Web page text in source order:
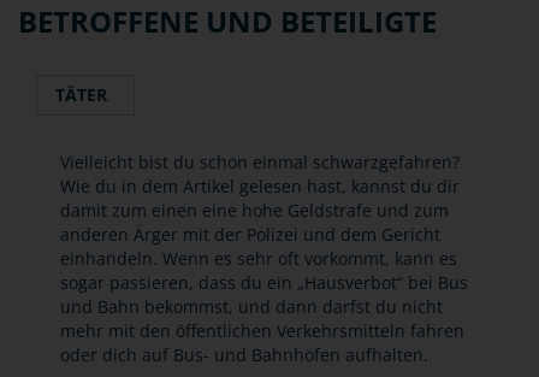
BETROFFENE UND BETEILIGTE
TÄTER
Vielleicht bist du schon einmal schwarzgefahren?
Wie du in dem Artikel gelesen hast, kannst du dir
damit zum einen eine hohe Geldstrafe und zum
anderen Ärger mit der Polizei und dem Gericht
einhandeln. Wenn es sehr oft vorkommt, kann es
sogar passieren, dass du ein „Hausverbot“ bei Bus
und Bahn bekommst, und dann darfst du nicht
mehr mit den öffentlichen Verkehrsmitteln fahren
oder dich auf Bus- und Bahnhöfen aufhalten.